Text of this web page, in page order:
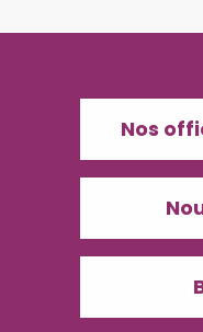
Nos